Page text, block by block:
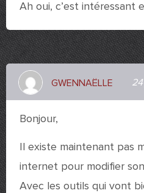
Ah oui, c’est intéressant
GWENNAËLLE
Bonjour,
Il existe maintenant pas
internet pour modifier
Avec les outils qui vont